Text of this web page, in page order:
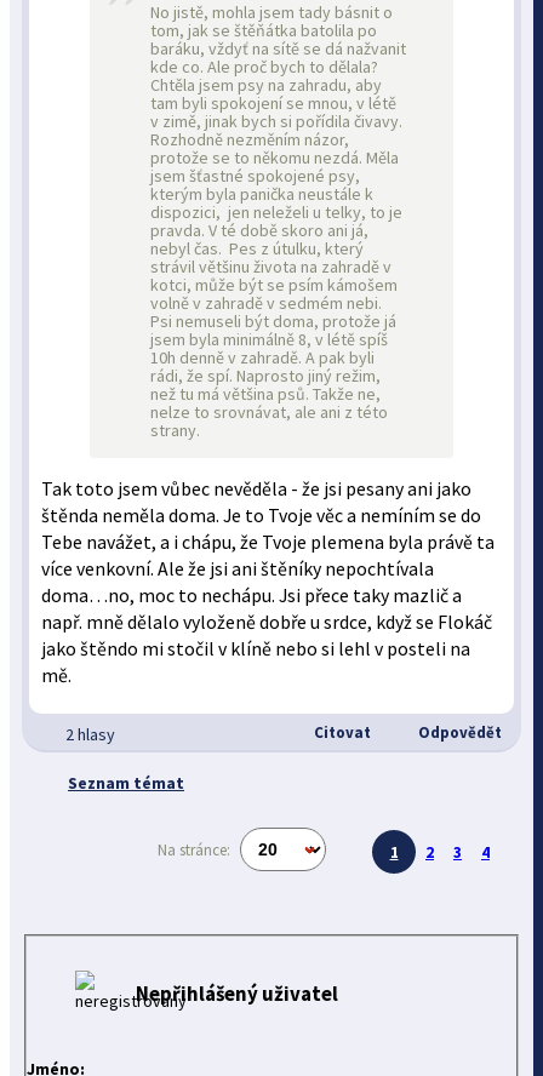
No jistě, mohla jsem tady básnit o
tom, jak se štěňátka batolila po
baráku, vždyť na sítě se dá nažvanit
kde co. Ale proč bych to dělala?
Chtěla jsem psy na zahradu, aby
tam byli spokojení se mnou, v létě
v zimě, jinak bych si pořídila čivavy.
Rozhodně nezměním názor,
protože se to někomu nezdá. Měla
jsem šťastné spokojené psy,
kterým byla panička neustále k
dispozici, jen neleželi u telky, to je
pravda. V té době skoro ani já,
nebyl čas. Pes z útulku, který
strávil většinu života na zahradě v
kotci, může být se psím kámošem
volně v zahradě v sedmém nebi.
Psi nemuseli být doma, protože já
jsem byla minimálně 8, v létě spíš
10h denně v zahradě. A pak byli
rádi, že spí. Naprosto jiný režim,
než tu má většina psů. Takže ne,
nelze to srovnávat, ale ani z této
strany.
Tak toto jsem vůbec nevěděla - že jsi pesany ani jako
štěnda neměla doma. Je to Tvoje věc a nemíním se do
Tebe navážet, a i chápu, že Tvoje plemena byla právě ta
více venkovní. Ale že jsi ani štěníky nepochtívala
doma…no, moc to nechápu. Jsi přece taky mazlič a
např. mně dělalo vyloženě dobře u srdce, když se Flokáč
jako štěndo mi stočil v klíně nebo si lehl v posteli na
mě.
2 hlasy Citovat Odpovědět
Seznam témat
Na stránce: 1 2 3 4
Nepřihlášený uživatel
Jméno: